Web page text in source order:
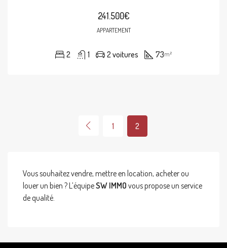
241.500€
APPARTEMENT
2 1 2 voitures 73m²
1 2
Vous souhaitez vendre, mettre en location, acheter ou
louer un bien ? L’équipeSW IMMO vous propose un service
de qualité.